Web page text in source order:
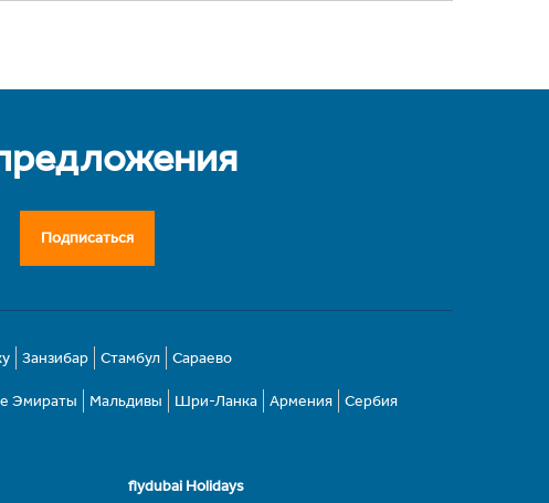
Подписаться
Занзибар Стамбул Сараево
Эмираты Мальдивы Шри-Ланка Армения Сербия
flydubai Holidays